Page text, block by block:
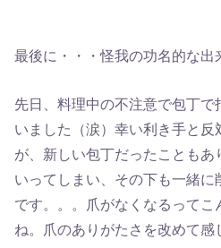
最後に・・・怪我の功名的な出
先日、料理中の不注意で包丁で
いました（涙）幸い利き手と反
が、新しい包丁だったこともあ
いってしまい、その下も一緒に
です。。。爪がなくなるってこ
ね。爪のありがたさを改めて感